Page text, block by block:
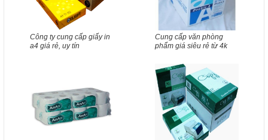
Công ty cung cấp giấy in
a4 giá rẻ, uy tín
Cung cấp văn phòng
phẩm giá siêu rẻ từ 4k